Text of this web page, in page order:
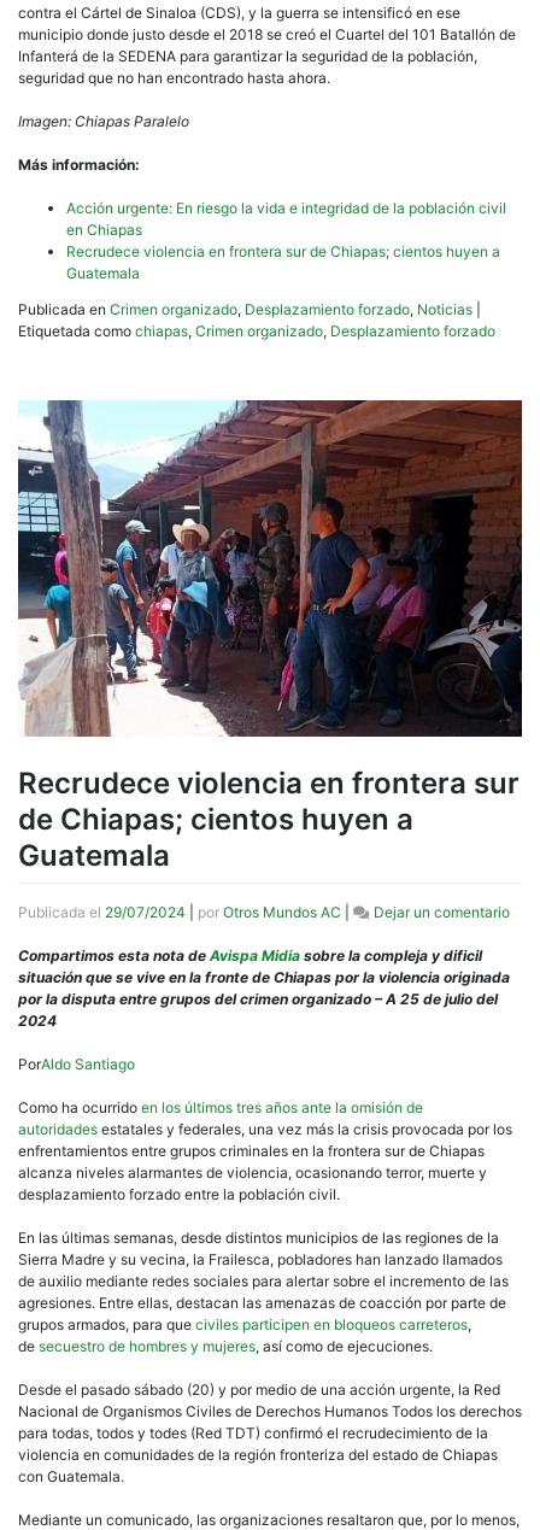
contra el Cártel de Sinaloa (CDS), y la guerra se intensificó en ese
municipio donde justo desde el 2018 se creó el Cuartel del 101 Batallón de
Infanterá de la SEDENA para garantizar la seguridad de la población,
seguridad que no han encontrado hasta ahora.
Imagen: Chiapas Paralelo
Más información:
Acción urgente: En riesgo la vida e integridad de la población civil
en Chiapas
Recrudece violencia en frontera sur de Chiapas; cientos huyen a
Guatemala
Publicada en Crimen organizado, Desplazamiento forzado, Noticias
Etiquetada como chiapas, Crimen organizado, Desplazamiento forzado
Recrudece violencia en frontera sur
de Chiapas; cientos huyen a
Guatemala
Publicada el 29/07/2024 por Otros Mundos AC Dejar un comentarioen
en
a
Compartimos esta nota de Avispa Midia sobre la compleja y dificil
situación que se vive en la fronte de Chiapas por la violencia originada
por la disputa entre grupos del crimen organizado – A 25 de julio del
2024
PorAldo Santiago
Como ha ocurrido en los últimos tres años ante la omisión de
autoridades estatales y federales, una vez más la crisis provocada por los
enfrentamientos entre grupos criminales en la frontera sur de Chiapas
alcanza niveles alarmantes de violencia, ocasionando terror, muerte y
desplazamiento forzado entre la población civil.
En las últimas semanas, desde distintos municipios de las regiones de la
Sierra Madre y su vecina, la Frailesca, pobladores han lanzado llamados
de auxilio mediante redes sociales para alertar sobre el incremento de las
agresiones. Entre ellas, destacan las amenazas de coacción por parte de
grupos armados, para que civiles participen en bloqueos carreteros,
de secuestro de hombres y mujeres, así como de ejecuciones.
Desde el pasado sábado (20) y por medio de una acción urgente, la Red
Nacional de Organismos Civiles de Derechos Humanos Todos los derechos
para todas, todos y todes (Red TDT) confirmó el recrudecimiento de la
violencia en comunidades de la región fronteriza del estado de Chiapas
con Guatemala.
Mediante un comunicado, las organizaciones resaltaron que, por lo menos,